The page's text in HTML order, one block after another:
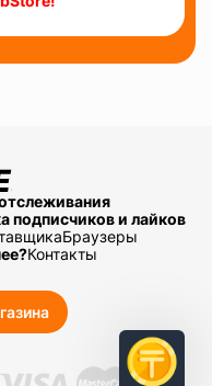
подписчиков и лайков
Браузеры
Контакты